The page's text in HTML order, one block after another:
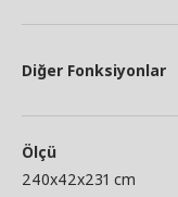
Diğer Fonksiyonlar
Ölçü
240x42x231 cm